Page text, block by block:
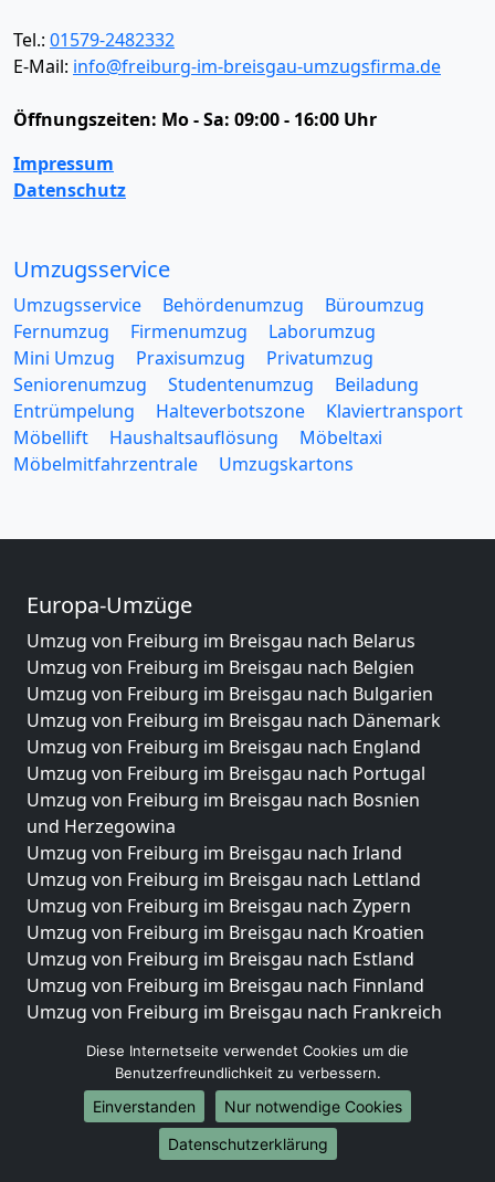
Tel.: 01579-2482332
E-Mail: info@freiburg-im-breisgau-umzugsfirma.de
Öffnungszeiten: Mo - Sa: 09:00 - 16:00 Uhr
Impressum
Datenschutz
Umzugsservice
Umzugsservice Behördenumzug
Büroumzug
Fernumzug
Firmenumzug
Laborumzug
Mini Umzug
Praxisumzug
Privatumzug
Seniorenumzug
Studentenumzug
Beiladung
Entrümpelung
Halteverbotszone
Klaviertransport
Möbellift
Haushaltsauflösung
Möbeltaxi
Möbelmitfahrzentrale
Umzugskartons
Europa-Umzüge
Umzug von Freiburg im Breisgau nach Belarus
Umzug von Freiburg im Breisgau nach Belgien
Umzug von Freiburg im Breisgau nach Bulgarien
Umzug von Freiburg im Breisgau nach Dänemark
Umzug von Freiburg im Breisgau nach England
Umzug von Freiburg im Breisgau nach Portugal
Umzug von Freiburg im Breisgau nach Bosnien
und Herzegowina
Umzug von Freiburg im Breisgau nach Irland
Umzug von Freiburg im Breisgau nach Lettland
Umzug von Freiburg im Breisgau nach Zypern
Umzug von Freiburg im Breisgau nach Kroatien
Umzug von Freiburg im Breisgau nach Estland
Umzug von Freiburg im Breisgau nach Finnland
Umzug von Freiburg im Breisgau nach Frankreich
Umzug von Freiburg im Breisgau nach Italien
Umzug von Freiburg im Breisgau nach Liechtenstein
Umzug von Freiburg im Breisgau nach Luxemburg
Umzug von Freiburg im Breisgau nach Niederlande
Diese Internetseite verwendet Cookies um die
Benutzerfreundlichkeit zu verbessern.
Einverstanden
Nur notwendige Cookies
Datenschutzerklärung